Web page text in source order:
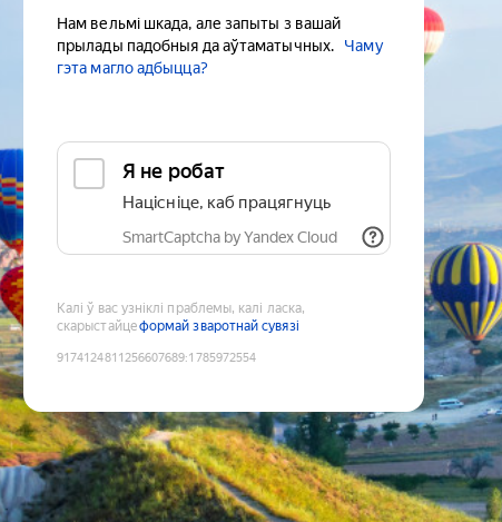
Нам вельмі шкада, але запыты з вашай
прылады падобныя да аўтаматычных.
Чаму
гэта магло адбыцца?
Я не робат
Націсніце, каб працягнуць
SmartCaptcha by Yandex Cloud
Калі ў вас узніклі праблемы, калі ласка,
скарыстайцеформай зваротнай сувязі
9174124811256607689:1785972554